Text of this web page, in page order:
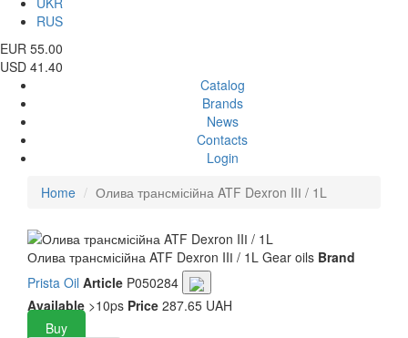
RUS
EUR 55.00
USD 41.40
Catalog
Brands
News
Contacts
Login
Home
Олива трансмісійна ATF Dexron IIІ / 1L
Олива трансмісійна ATF Dexron IIІ / 1L Gear oils Brand
Prista Oil Article P050284
Available >10ps Price 287.65 UAH
Buy